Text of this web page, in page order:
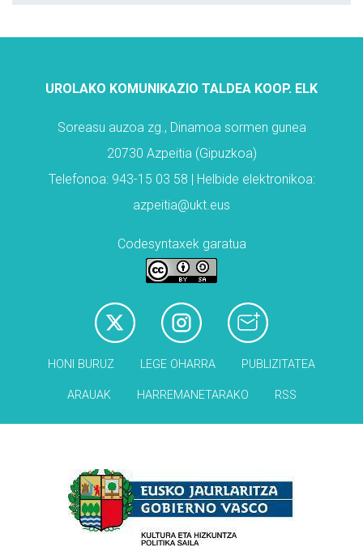
UROLAKO KOMUNIKAZIO TALDEA KOOP. ELK
Soreasu auzoa zg., Dinamoa sormen gunea
20730 Azpeitia (Gipuzkoa)
Telefonoa: 943-15 03 58 | Helbide elektronikoa:
azpeitia@ukt.eus
Codesyntaxek garatua
HONI BURUZ LEGE OHARRA PUBLIZITATEA
ARAUAK HARREMANETARAKO RSS